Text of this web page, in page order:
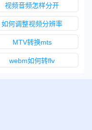
视频音频怎样分开
如何调整视频分辨率
MTV转换mts
webm如何转flv